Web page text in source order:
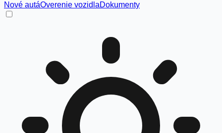
Nové autáOverenie vozidlaDokumenty